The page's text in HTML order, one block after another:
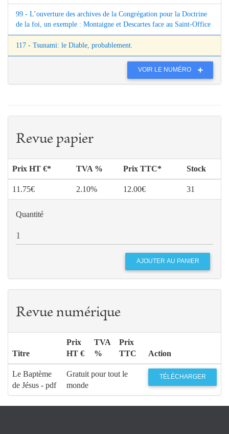
99 - L’ouverture des archives de la Congrégation pour la Doctrine
de la foi, un exemple : Montaigne et Descartes face au Saint-Office
117 - Tsunami: le Diable, probablement.
VOIR LE NUMÉRO
Revue papier
Prix HT €* TVA % Prix TTC* Stock
11.75€ 2.10% 12.00€ 31
Quantité
Revue numérique
Titre
Prix
HT €
TVA
%
Prix
TTC
Action
Le Baptème
de Jésus - pdf
Gratuit pour tout le
monde
TÉLÉCHARGER